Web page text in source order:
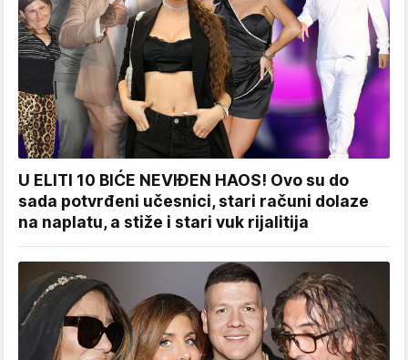
U ELITI 10 BIĆE NEVIĐEN HAOS! Ovo su do
sada potvrđeni učesnici, stari računi dolaze
na naplatu, a stiže i stari vuk rijalitija